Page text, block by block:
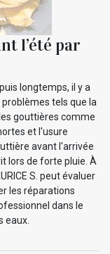
l’été par
longtemps, il y a
tels que la
gouttières comme
et l'usure
avant l'arrivée
lors de forte pluie. À
S. peut évaluer
les réparations
dans le
eaux.